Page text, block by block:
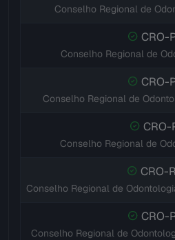
Conselho Regional de
CRO-
Conselho Regional de
CRO-
Conselho Regional de
CRO-
Conselho Regional de
CRO-
Conselho Regional de
CRO-
Conselho Regional de